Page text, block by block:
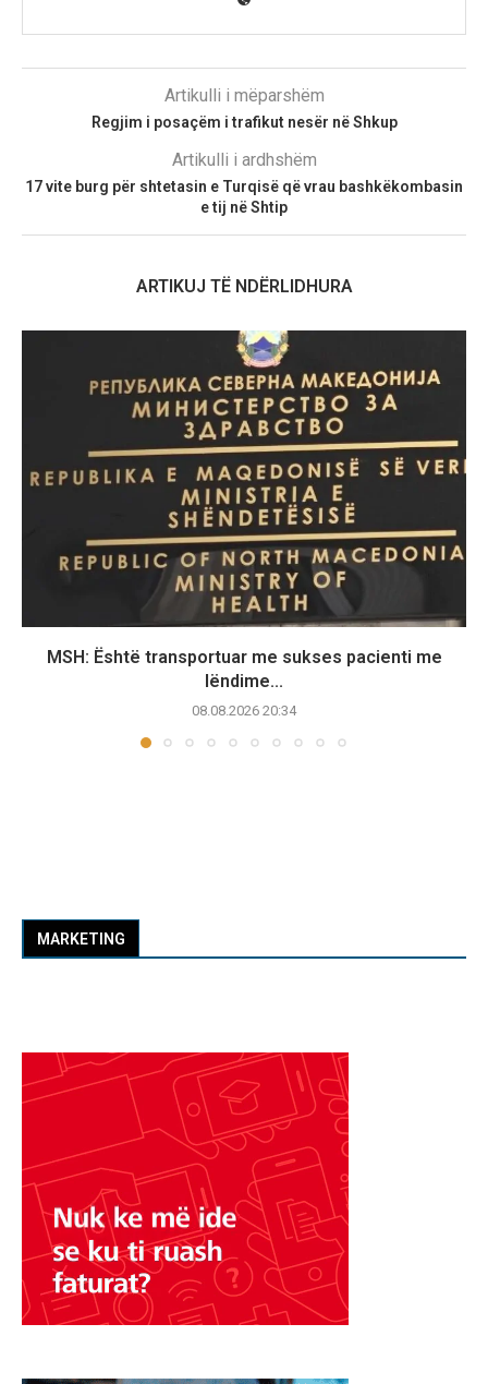
Artikulli i mëparshëm
Regjim i posaçëm i trafikut nesër në Shkup
Artikulli i ardhshëm
17 vite burg për shtetasin e Turqisë që vrau bashkëkombasin
e tij në Shtip
ARTIKUJ TË NDËRLIDHURA
MSH: Është transportuar me sukses pacienti me
lëndime...
08.08.2026 20:34
MARKETING